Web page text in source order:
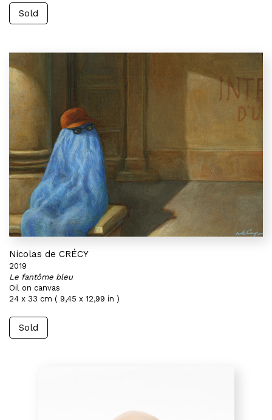
Sold
Nicolas de CRÉCY
2019
Le fantôme bleu
Oil on canvas
24 x 33 cm ( 9,45 x 12,99 in )
Sold